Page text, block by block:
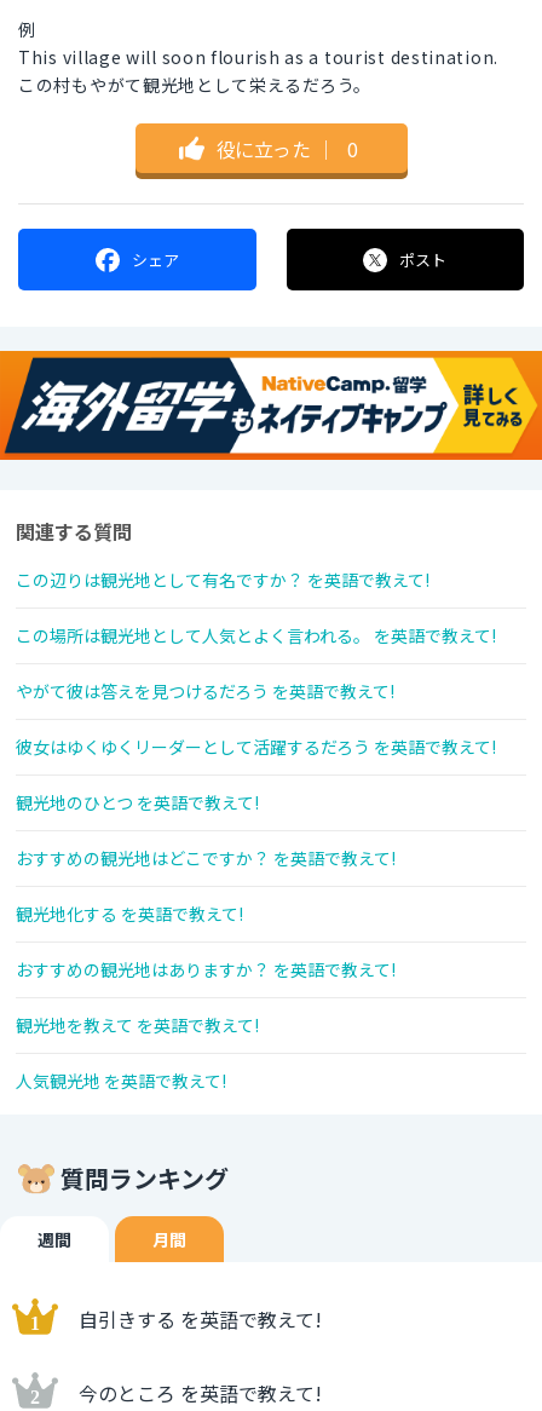
例
This village will soon flourish as a tourist destination.
この村もやがて観光地として栄えるだろう。
役に立った ｜ 0
シェア ポスト
関連する質問
この辺りは観光地として有名ですか？ を英語で教えて!
この場所は観光地として人気とよく言われる。 を英語で教えて!
やがて彼は答えを見つけるだろう を英語で教えて!
彼女はゆくゆくリーダーとして活躍するだろう を英語で教えて!
観光地のひとつ を英語で教えて!
おすすめの観光地はどこですか？ を英語で教えて!
観光地化する を英語で教えて!
おすすめの観光地はありますか？ を英語で教えて!
観光地を教えて を英語で教えて!
人気観光地 を英語で教えて!
質問ランキング
週間 月間
自引きする を英語で教えて!
今のところ を英語で教えて!